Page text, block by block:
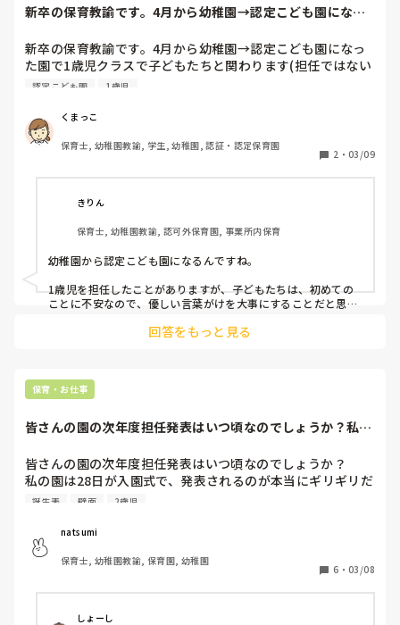
新卒の保育教諭です。4月から幼稚園→認定こども園になっ
新卒の保育教諭です。4月から幼稚園→認定こども園になっ
た園で1歳児クラスで子どもたちと関わります(担任ではない
です)
いことやこれは絶対気をつけて！！ってことがあれば教えて
頂きたいです！
認定こども園 1歳児
くまっこ
保育士, 幼稚園教諭, 学生, 幼稚園, 認証・認定保育園
2 ・ 03/09
きりん
保育士, 幼稚園教諭, 認可外保育園, 事業所内保育
幼稚園から認定こども園になるんですね。
1歳児を担任したことがありますが、子どもたちは、初めての
ことに不安なので、優しい言葉がけを大事にすることだと思い
初めは、絶対にケガがないように、目を見張っています😂
4月は大変だと思いますが頑張ってください！
回答をもっと見る
保育・お仕事
皆さんの園の次年度担任発表はいつ頃なのでしょうか？私の
皆さんの園の次年度担任発表はいつ頃なのでしょうか？
私の園は28日が入園式で、発表されるのが本当にギリギリだ
と言われました😢
がそうもいかないみたいです😭
誕生表 壁面 2歳児
natsumi
保育士, 幼稚園教諭, 保育園, 幼稚園
6 ・ 03/08
しょーし